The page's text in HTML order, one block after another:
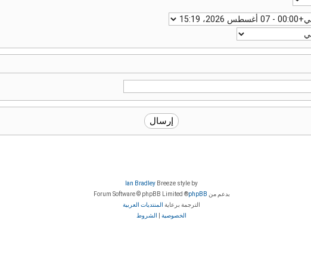
Breeze style by
Ian Bradley
بدعم من phpBB
® Forum Software © phpBB Limited
الترجمة برعاية المنتديات العربية
الخصوصية
الشروط